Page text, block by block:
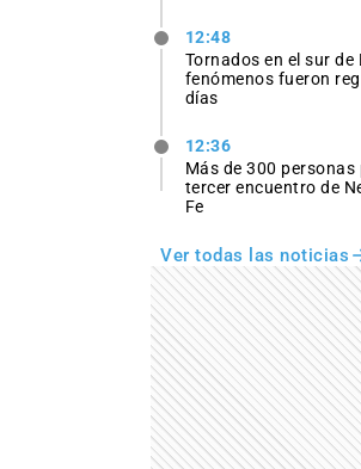
12:48
Tornados en el sur
fenómenos fueron
días
12:36
Más de 300
tercer encuentro de
Fe
Ver todas las noticias